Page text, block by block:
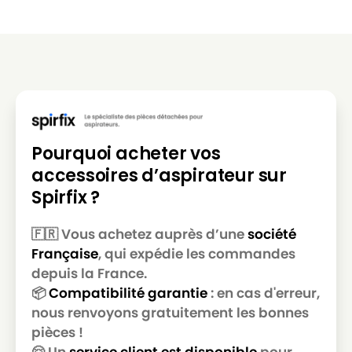
ROWENTA
ROWENTA Compact Power RO3995
ROWENTA
ROWENTA Compact Power XXL RO4823
ROWENTA
ROWENTA Compact Power XXL RO4825
ROWENTA
ROWENTA Compact Power XXL RO4826
ROWENTA
ROWENTA Compact Power XXL RO4853
ROWENTA
ROWENTA Compact Power XXL RO4855
ROWENTA
ROWENTA Compact Power XXL RO4859
ROWENTA
ROWENTA Compact Power XXL RO4871
Pourquoi acheter vos
accessoires d’aspirateur sur
Spirfix ?
🇫🇷 Vous achetez auprès d’unesociété
Française, qui expédie les commandes
depuis la France.
📦Compatibilité garantie: en cas d'erreur,
nous renvoyons gratuitement les bonnes
pièces !